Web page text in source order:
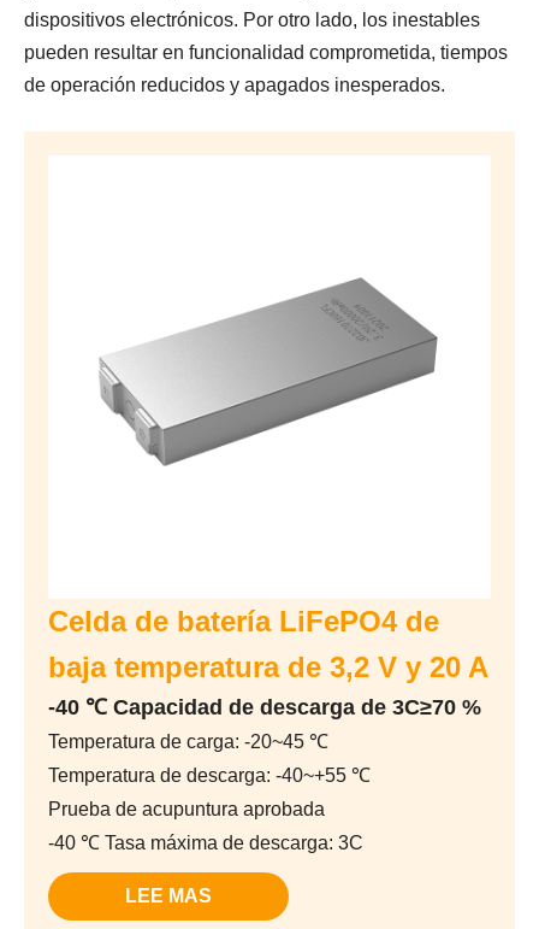
dispositivos electrónicos. Por otro lado, los inestables
pueden resultar en funcionalidad comprometida, tiempos
de operación reducidos y apagados inesperados.
Celda de batería LiFePO4 de
baja temperatura de 3,2 V y 20 A
-40 ℃ Capacidad de descarga de 3C≥70 %
Temperatura de carga: -20~45 ℃
Temperatura de descarga: -40~+55 ℃
Prueba de acupuntura aprobada
-40 ℃ Tasa máxima de descarga: 3C
LEE MAS